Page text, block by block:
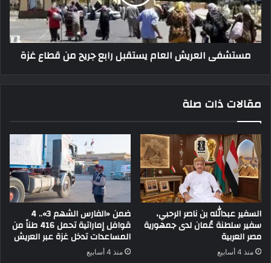
مستشفى العريش العام يستقبل رابع جريح من قطاع غزة
مقالات ذات صلة
السفير عبدالله بن ناصر الرحبي،
سفير سلطنة عُمان لدى جمهورية
مصر العربية
منذ 4 أسابيع
ضمن «الفارس الشهم 3».. 4
قوافل إماراتية تحمل 416 طناً من
المساعدات تدخل غزة عبر العريش
منذ 4 أسابيع